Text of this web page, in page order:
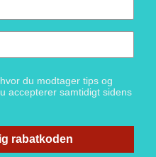
du modtager tips og
accepterer samtidigt sidens
rabatkoden